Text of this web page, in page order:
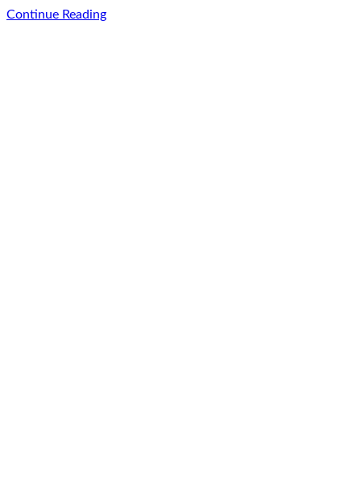
Continue Reading